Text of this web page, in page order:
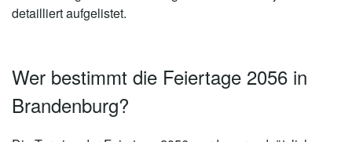
detailliert aufgelistet.
Wer bestimmt die Feiertage 2056 in
Brandenburg?